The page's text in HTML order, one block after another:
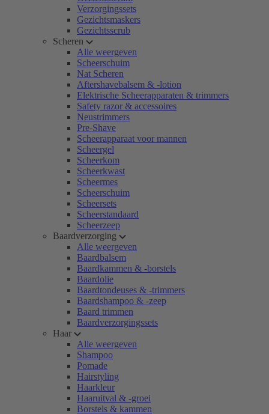
Verzorgingssets
Gezichtsmaskers
Gezichtsscrub
Scheren
Alle weergeven
Scheerschuim
Nat Scheren
Aftershavebalsem & -lotion
Elektrische Scheerapparaten & trimmers
Safety razor & accessoires
Neustrimmers
Pre-Shave
Scheerapparaat voor mannen
Scheergel
Scheerkom
Scheerkwast
Scheermes
Scheerschuim
Scheersets
Scheerstandaard
Scheerzeep
Baardverzorging
Alle weergeven
Baardbalsem
Baardkammen & -borstels
Baardolie
Baardtondeuses & -trimmers
Baardshampoo & -zeep
Baard trimmen
Baardverzorgingssets
Haar
Alle weergeven
Shampoo
Pomade
Hairstyling
Haarkleur
Haaruitval & -groei
Borstels & kammen